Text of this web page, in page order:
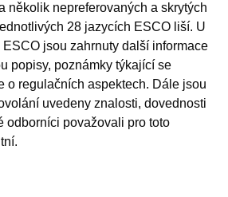
několik nepreferovaných a skrytých
28 jazycích ESCO liší. U
jsou zahrnuty další informace
popisy, poznámky týkající se
o regulačních aspektech. Dále jsou
uvedeny znalosti, dovednosti
odborníci považovali pro toto